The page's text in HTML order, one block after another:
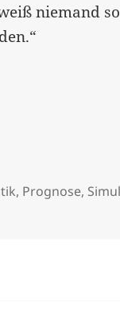
niemand
, Prognose,